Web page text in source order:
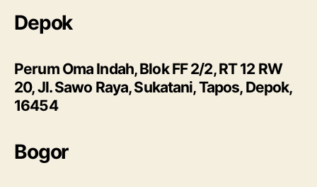
Depok
Perum Oma Indah, Blok FF 2/2, RT 12 RW
20, Jl. Sawo Raya, Sukatani, Tapos, Depok,
16454
Bogor